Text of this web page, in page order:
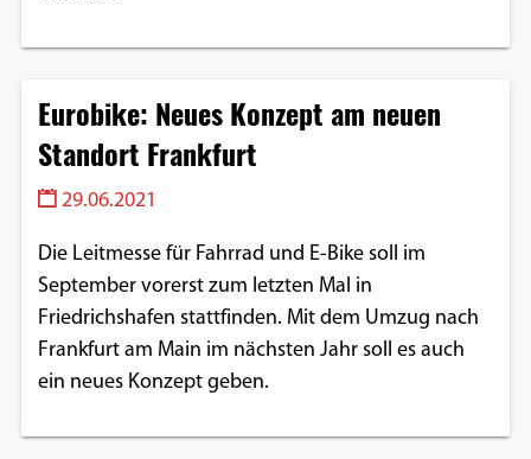
Eurobike: Neues Konzept am neuen
Standort Frankfurt
29.06.2021
Die Leitmesse für Fahrrad und E-Bike soll im
September vorerst zum letzten Mal in
Friedrichshafen stattfinden. Mit dem Umzug nach
Frankfurt am Main im nächsten Jahr soll es auch
ein neues Konzept geben.